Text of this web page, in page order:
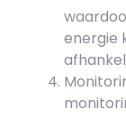
energie